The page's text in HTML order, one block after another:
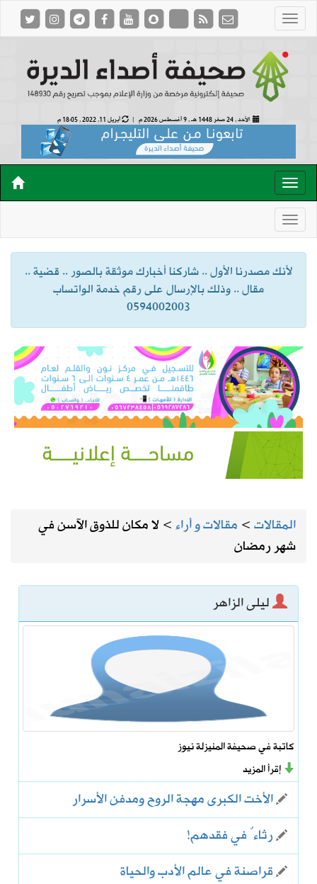
الأحد , 24 صفر 1448 هـ , 9 أغسطس 2026 م | أبريل 11, 2022 , 18:05 م
لأنك مصدرنا الأول .. شاركنا أخبارك موثقة بالصور .. قضية ..
مقال .. وذلك بالإرسال على رقم خدمة الواتساب
0594002003
المقالات> مقالات و أراء>لا مكان للذوق الآسن في
شهر رمضان
ليلى الزاهر
كاتبة في صحيفة المنيزلة نيوز
إقرأ المزيد
الأخت الكبرى مهجة الروح ومدفن الأسرار
رثاءٌ في فقدهم!
قراصنة في عالم الأدب والحياة